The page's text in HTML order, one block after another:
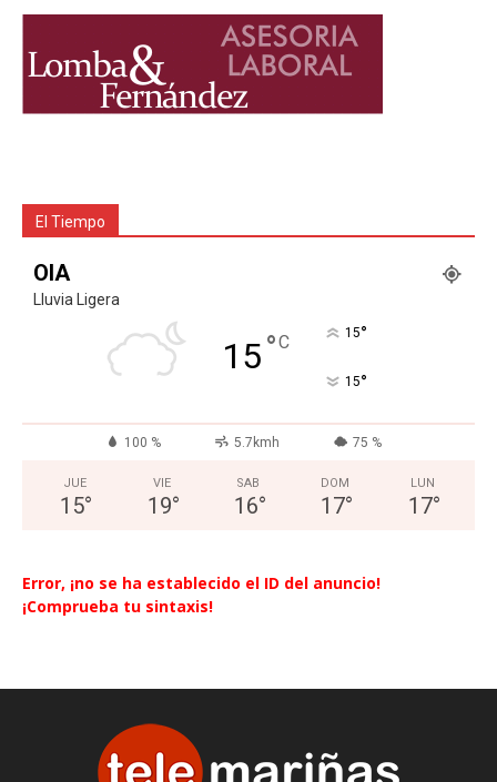
El Tiempo
OIA
Lluvia Ligera
15°C 15°
15°
100 % 5.7kmh 75 %
JUE
15°
VIE
19°
SAB
16°
DOM
17°
LUN
17°
Error, ¡no se ha establecido el ID del anuncio!
¡Comprueba tu sintaxis!